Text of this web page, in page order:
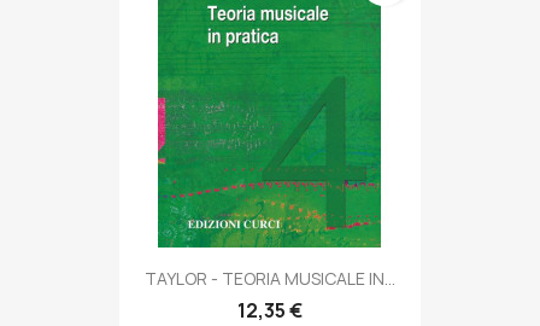
TAYLOR - TEORIA MUSICALE IN...
12,35 €